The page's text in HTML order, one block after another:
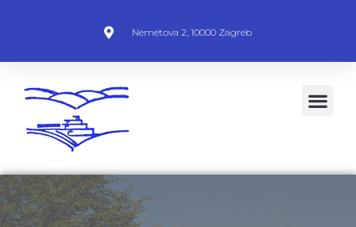
Nemetova 2, 10000 Zagreb